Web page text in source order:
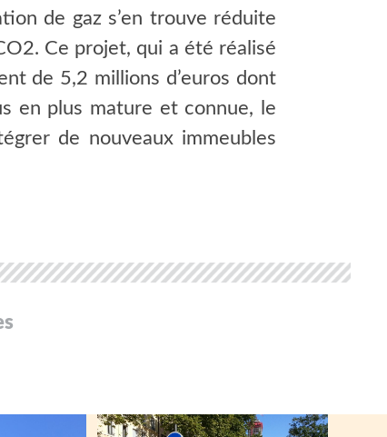
de gaz s’en trouve réduite
Ce projet, qui a été réalisé
de 5,2 millions d’euros dont
en plus mature et connue, le
de nouveaux immeubles